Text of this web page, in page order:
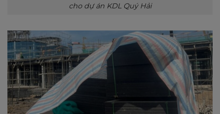
cho dự án KDL Quý Hải